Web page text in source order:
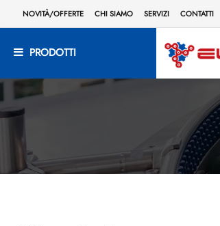
NOVITÀ/OFFERTE CHI SIAMO SERVIZI CONTATTI
PRODOTTI